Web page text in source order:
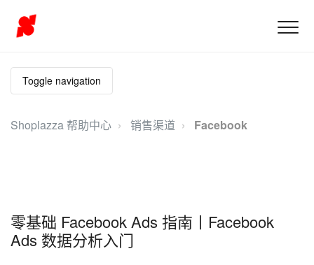
Toggle navigation
Shoplazza 帮助中心 销售渠道 Facebook
零基础 Facebook Ads 指南丨Facebook
Ads 数据分析入门